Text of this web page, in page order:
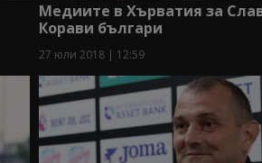
Медиите в Хърватия за
Корави българи
27 юли 2018 | 12:59